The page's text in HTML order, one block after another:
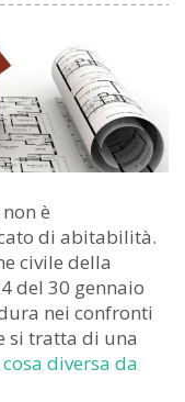
è
di abitabilità.
civile della
del 30 gennaio
nei confronti
si tratta di una
diversa da